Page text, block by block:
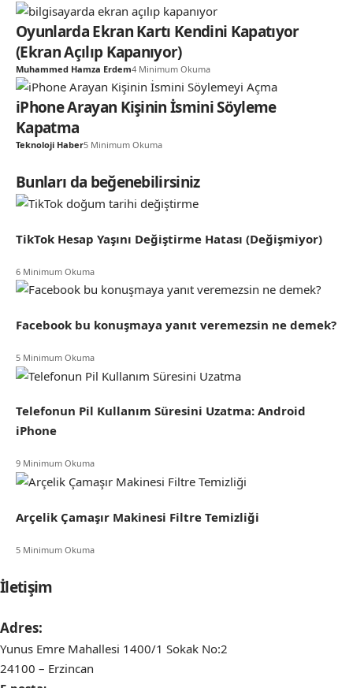
Oyunlarda Ekran Kartı Kendini Kapatıyor
(Ekran Açılıp Kapanıyor)
Muhammed Hamza Erdem4 Minimum Okuma
iPhone Arayan Kişinin İsmini Söyleme
Kapatma
Teknoloji Haber5 Minimum Okuma
Bunları da beğenebilirsiniz
TikTok Hesap Yaşını Değiştirme Hatası (Değişmiyor)
6 Minimum Okuma
Facebook bu konuşmaya yanıt veremezsin ne demek?
5 Minimum Okuma
Telefonun Pil Kullanım Süresini Uzatma: Android
iPhone
9 Minimum Okuma
Arçelik Çamaşır Makinesi Filtre Temizliği
5 Minimum Okuma
İletişim
Adres:
Yunus Emre Mahallesi 1400/1 Sokak No:2
24100 – Erzincan